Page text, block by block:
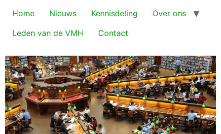
Home Nieuws Kennisdeling
Over ons
Leden van de VMH
Contact